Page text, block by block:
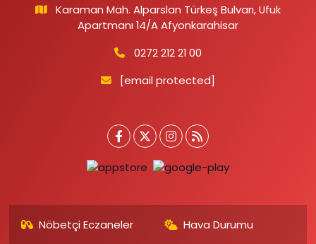
Karaman Mah. Alparslan Türkeş Bulvarı, Ufuk
Apartmanı 14/A Afyonkarahisar
0272 212 21 00
[email protected]
Nöbetçi Eczaneler
Hava Durumu